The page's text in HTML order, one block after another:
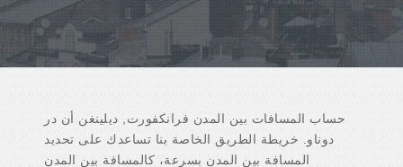
حساب المسافات بين المدن فرانكفورت, ديلينغن أن در
دوناو. خريطة الطريق الخاصة بنا تساعدك على تحديد
المسافة بين المدن بسرعة، كالمسافة بين المدن